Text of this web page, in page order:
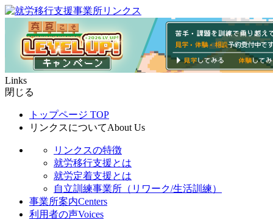
Links
閉じる
トップページ TOP
リンクスについてAbout Us
リンクスの特徴
就労移行支援とは
就労定着支援とは
自立訓練事業所（リワーク/生活訓練）
事業所案内Centers
利用者の声Voices